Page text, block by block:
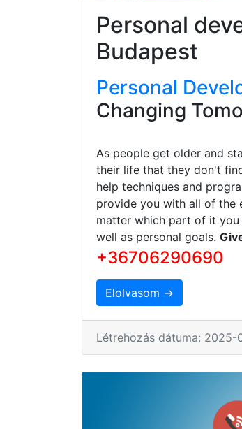
Personal
Budapest
Personal
Changing
As people get older and
their life that they don't
help techniques and
provide you with all of the
matter which part of it you
well as personal goals.
+36706290690
Elolvasom →
Létrehozás dátuma: 2025-